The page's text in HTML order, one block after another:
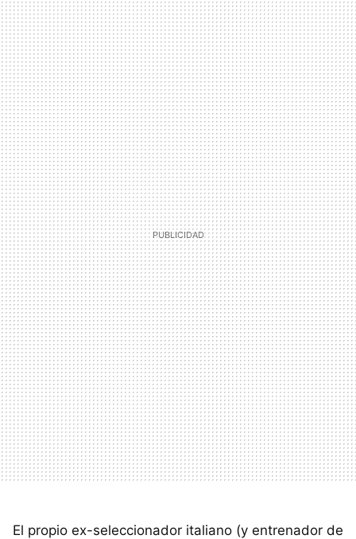
El propio ex-seleccionador italiano (y entrenador de